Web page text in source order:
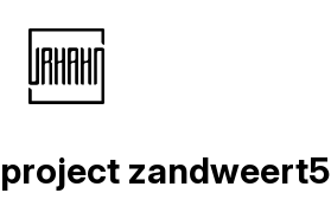
Naar
inhoud
project zandweert5